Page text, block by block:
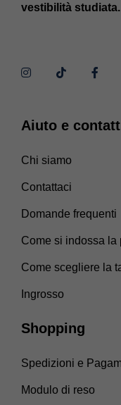
vestibilità studiata.
Aiuto e
Chi siamo
Contattaci
Domande frequenti
Come si indossa la
Come scegliere la
Ingrosso
Shopping
Spedizioni e
Modulo di reso